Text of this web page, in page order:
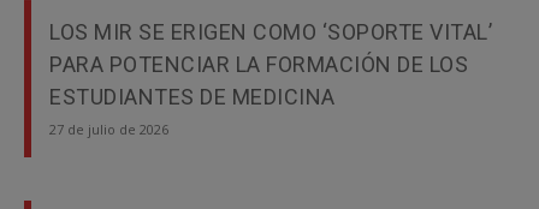
LOS MIR SE ERIGEN COMO ‘SOPORTE VITAL’
PARA POTENCIAR LA FORMACIÓN DE LOS
ESTUDIANTES DE MEDICINA
27 de julio de 2026